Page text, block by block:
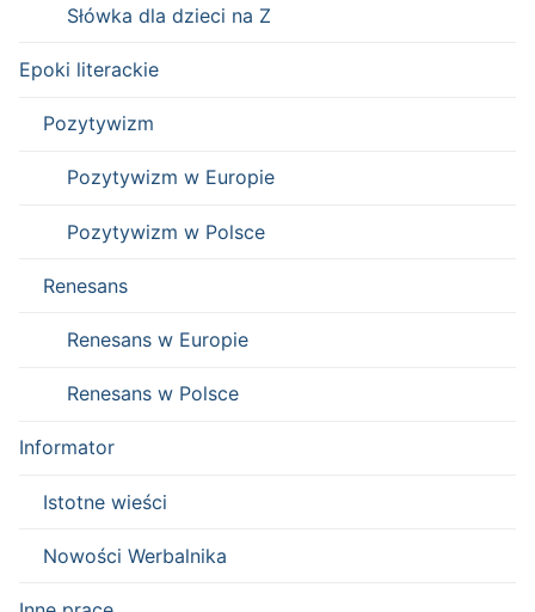
Słówka dla dzieci na Z
Epoki literackie
Pozytywizm
Pozytywizm w Europie
Pozytywizm w Polsce
Renesans
Renesans w Europie
Renesans w Polsce
Informator
Istotne wieści
Nowości Werbalnika